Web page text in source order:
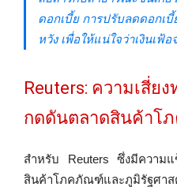
ดอกเบี้ย การปรับลดดอกเ
หวัง เพื่อให้แน่ใจว่าเงินเฟ้
Reuters: ความเสี่ย
กดดันตลาดสินค้าโ
สำหรับ Reuters ซึ่งมีความแ
สินค้าโภคภัณฑ์และภูมิรัฐศา